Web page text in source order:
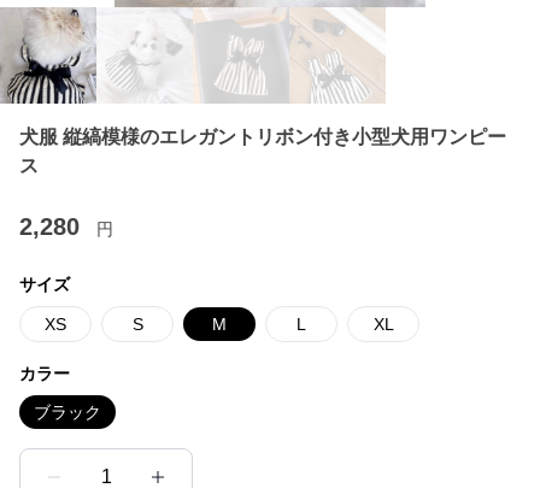
犬服 縦縞模様のエレガントリボン付き小型犬用ワンピー
ス
2,280 円
サイズ
XS S M L XL
カラー
ブラック
1